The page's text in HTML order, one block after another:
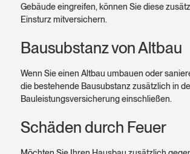
Gebäude eingreifen, können Sie diese
Einsturz mit­versichern.
Bausubstanz von Altbau
Wenn Sie einen Altbau umbauen oder
die bestehende Bau­substanz zusätz­lich in
Bauleistungs­versicherung einschließen.
Schäden durch Feuer